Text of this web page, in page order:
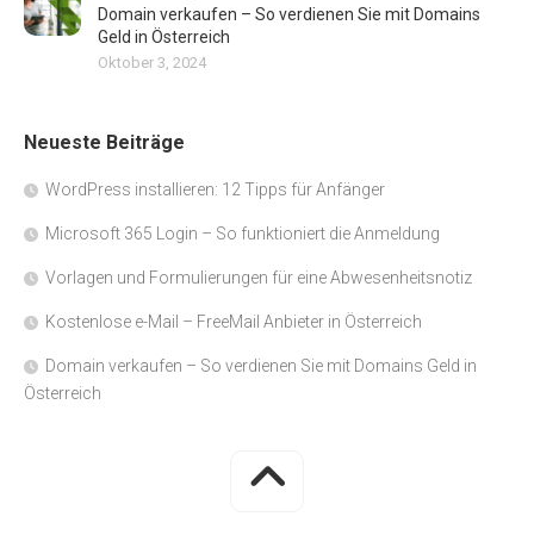
Domain verkaufen – So verdienen Sie mit Domains
Geld in Österreich
Oktober 3, 2024
Neueste Beiträge
WordPress installieren: 12 Tipps für Anfänger
Microsoft 365 Login – So funktioniert die Anmeldung
Vorlagen und Formulierungen für eine Abwesenheitsnotiz
Kostenlose e-Mail – FreeMail Anbieter in Österreich
Domain verkaufen – So verdienen Sie mit Domains Geld in
Österreich